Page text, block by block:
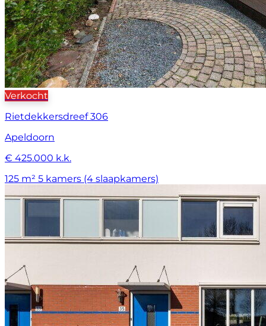
Verkocht
Rietdekkersdreef 306
Apeldoorn
€ 425.000 k.k.
125 m² 5 kamers (4 slaapkamers)